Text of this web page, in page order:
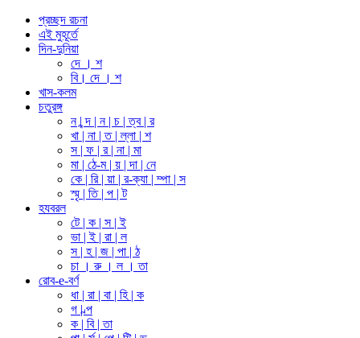
প্রচ্ছদ রচনা
এই মুহূর্তে
দিন-দুনিয়া
দে । শ
বি। দে । শ
খাস-কলম
চতুরঙ্গ
ন | ন্দ | ন | চ | ত্ব | র
খা | না | ত | ল্লা | শ
স | ফ | র | না | মা
মা | ঠে-ম | য় | দা | নে
কে | রি | য়া | র-ক্যা | ম্পা | স
স্মৃ | তি | প | ট
হযবরল
টে | ক | স | ই
ভা | ই | রা | ল
স | হ | জ | পা | ঠ
চা । রু । ল । তা
রোব-e-বর্ণ
ধা | রা | বা | হি | ক
গ | ল্প
ক | বি | তা